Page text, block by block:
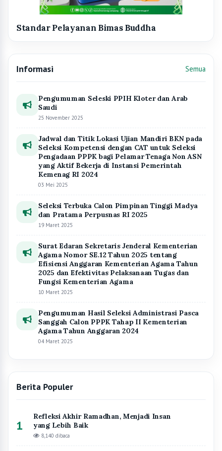
Informasi Semua
Pengumuman Seleski PPIH Kloter dan Arab
Saudi
25 November 2025
Jadwal dan Titik Lokasi Ujian Mandiri BKN pada
Seleksi Kompetensi dengan CAT untuk Seleksi
Pengadaan PPPK bagi Pelamar Tenaga Non ASN
yang Aktif Bekerja di Instansi Pemerintah
Kemenag RI 2024
03 Mei 2025
Seleksi Terbuka Calon Pimpinan Tinggi Madya
dan Pratama Perpusnas RI 2025
19 Maret 2025
Surat Edaran Sekretaris Jenderal Kementerian
Agama Nomor SE.12 Tahun 2025 tentang
Efisiensi Anggaran Kementerian Agama Tahun
2025 dan Efektivitas Pelaksanaan Tugas dan
Fungsi Kementerian Agama
10 Maret 2025
Pengumuman Hasil Seleksi Administrasi Pasca
Sanggah Calon PPPK Tahap II Kementerian
Agama Tahun Anggaran 2024
04 Maret 2025
Berita Populer
1
Refleksi Akhir Ramadhan, Menjadi Insan
yang Lebih Baik
8,140 dibaca